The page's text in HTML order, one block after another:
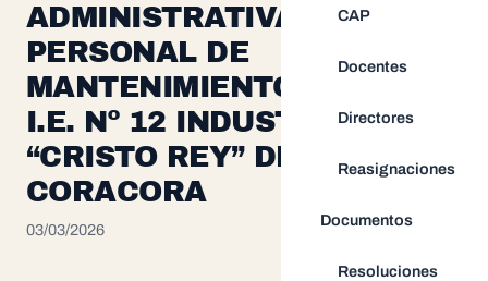
CAP
Docentes
Directores
Reasignaciones
Documentos
Resoluciones
ADMINISTRATIVA DE (01)
PERSONAL DE
MANTENIMIENTO PARA LA
I.E. Nº 12 INDUSTRIAL
“CRISTO REY” DE
CORACORA
03/03/2026